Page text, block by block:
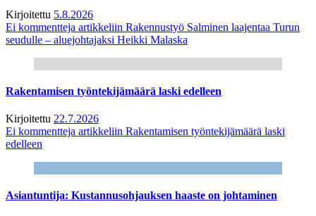
Kirjoitettu 5.8.2026
Ei kommentteja artikkeliin Rakennustyö Salminen laajentaa Turun
seudulle – aluejohtajaksi Heikki Malaska
Rakentamisen työntekijämäärä laski edelleen
Kirjoitettu 22.7.2026
Ei kommentteja artikkeliin Rakentamisen työntekijämäärä laski
edelleen
Asiantuntija: Kustannusohjauksen haaste on johtaminen